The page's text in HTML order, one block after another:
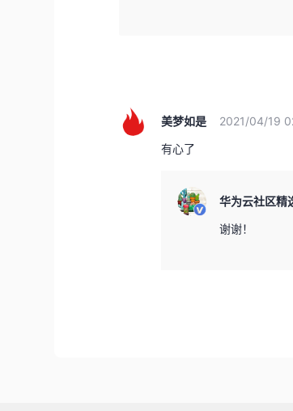
美梦如是 2021/04/19
有心了
华为云社区精
谢谢！